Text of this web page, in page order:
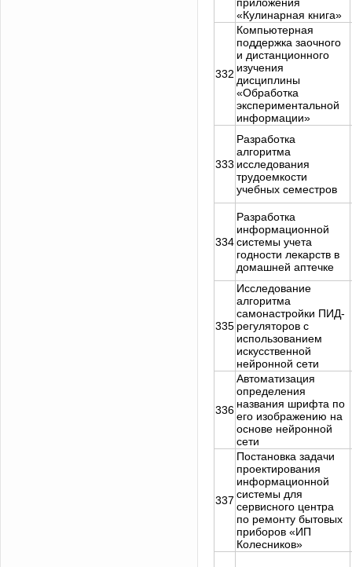
«Кулинарная книга»
332
Компьютерная
поддержка заочного
и дистанционного
изучения
дисциплины
«Обработка
экспериментальной
информации»
333
Разработка
алгоритма
исследования
трудоемкости
учебных семестров
334
Разработка
информационной
системы учета
годности лекарств в
домашней аптечке
335
Исследование
алгоритма
самонастройки ПИД-
регуляторов с
использованием
искусственной
нейронной сети
336
Автоматизация
определения
названия шрифта по
его изображению на
основе нейронной
сети
337
Постановка задачи
проектирования
информационной
системы для
сервисного центра
по ремонту бытовых
приборов «ИП
Колесников»